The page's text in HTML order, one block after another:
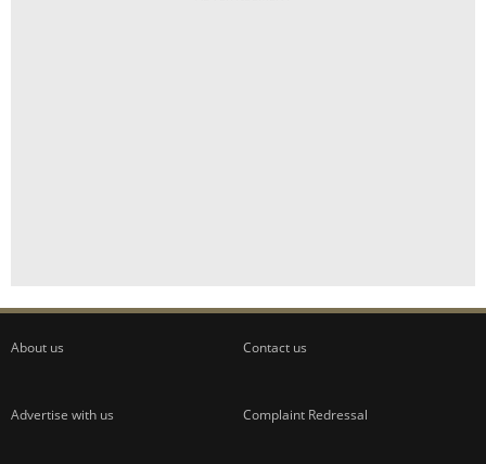
About us Contact us
Advertise with us Complaint Redressal